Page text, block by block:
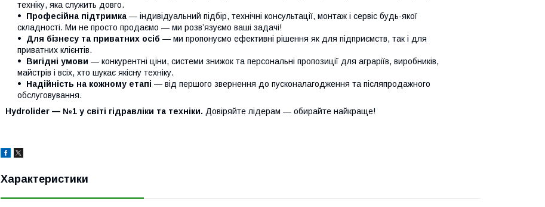
техніку, яка служить довго.
Професійна підтримка — індивідуальний підбір, технічні консультації, монтаж і сервіс будь-якої
складності. Ми не просто продаємо — ми розв’язуємо ваші задачі!
Для бізнесу та приватних осіб — ми пропонуємо ефективні рішення як для підприємств, так і для
приватних клієнтів.
Вигідні умови — конкурентні ціни, системи знижок та персональні пропозиції для аграріїв, виробників,
майстрів і всіх, хто шукає якісну техніку.
Надійність на кожному етапі — від першого звернення до пусконалагодження та післяпродажного
обслуговування.
Hydrolider — №1 у світі гідравліки та техніки. Довіряйте лідерам — обирайте найкраще!
Характеристики